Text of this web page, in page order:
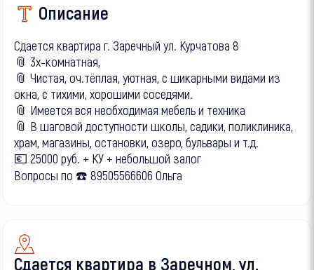
Описание
Сдается квартира г. Заречный ул. Курчатова 8
📎 3х-комнатная,
📎 Чистая, оч.тёплая, уютная, с шикарными видами из
окна, с тихими, хорошими соседями.
📎 Имеется вся необходимая мебель и техника
📎 В шаговой доступности школы, садики, поликлиника,
храм, магазины, остановки, озеро, бульвары и т.д.
💶 25000 руб. + КУ + небольшой залог
Вопросы по ☎️ 89505566606 Ольга
Сдается квартира в Заречном, ул.